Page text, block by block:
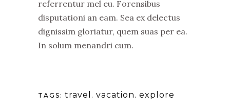
referrentur mel eu. Forensibus
disputationi an eam. Sea ex delectus
dignissim gloriatur, quem suas per ea.
In solum menandri cum.
TAGS: travel. vacation. explore